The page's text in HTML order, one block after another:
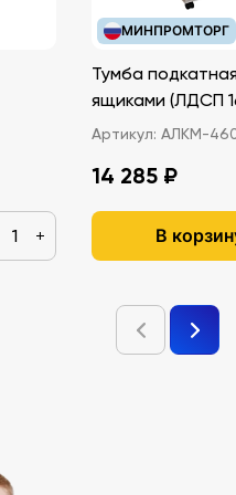
+
МИНПРОМТОРГ
Тумба
ящиками
Артикул: АЛКМ-
14 285 ₽
В